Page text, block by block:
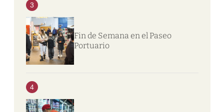
3
Fin de Semana en el Paseo
Portuario
4